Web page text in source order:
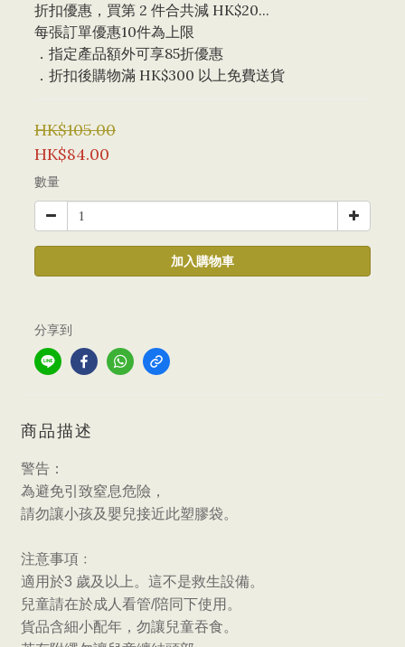
折扣優惠，買第 2 件合共減 HK$20...
每張訂單優惠10件為上限
．指定產品額外可享85折優惠
．折扣後購物滿 HK$300 以上免費送貨
HK$105.00
HK$84.00
數量
加入購物車
分享到
商品描述
警告：
為避免引致窒息危險，
請勿讓小孩及嬰兒接近此塑膠袋。
注意事項﹕
適用於3 歲及以上。這不是救生設備。
兒童請在於成人看管/陪同下使用。
貨品含細小配年，勿讓兒童吞食。